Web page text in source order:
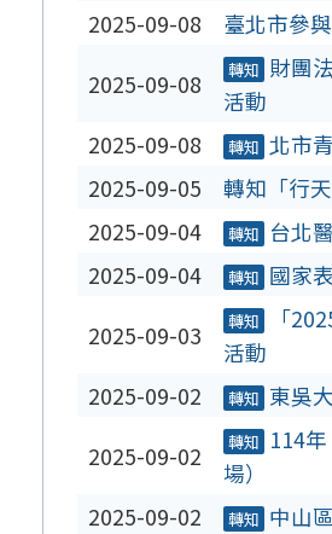
2025-09-08
臺北市參
2025-09-08
轉知 財團
活動
2025-09-08
轉知 北市
2025-09-05
轉知「行
2025-09-04
轉知 台北
2025-09-04
轉知 國家
2025-09-03
轉知
「
活動
2025-09-02
轉知 東吳
2025-09-02
轉知 114
場）
2025-09-02
轉知 中山